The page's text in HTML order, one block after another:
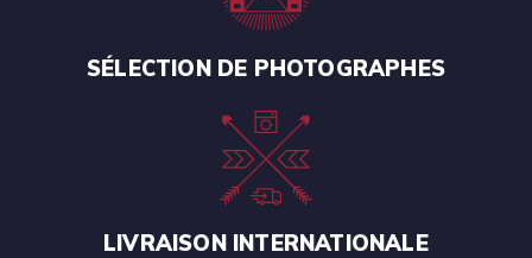
SÉLECTION DE PHOTOGRAPHES
LIVRAISON INTERNATIONALE